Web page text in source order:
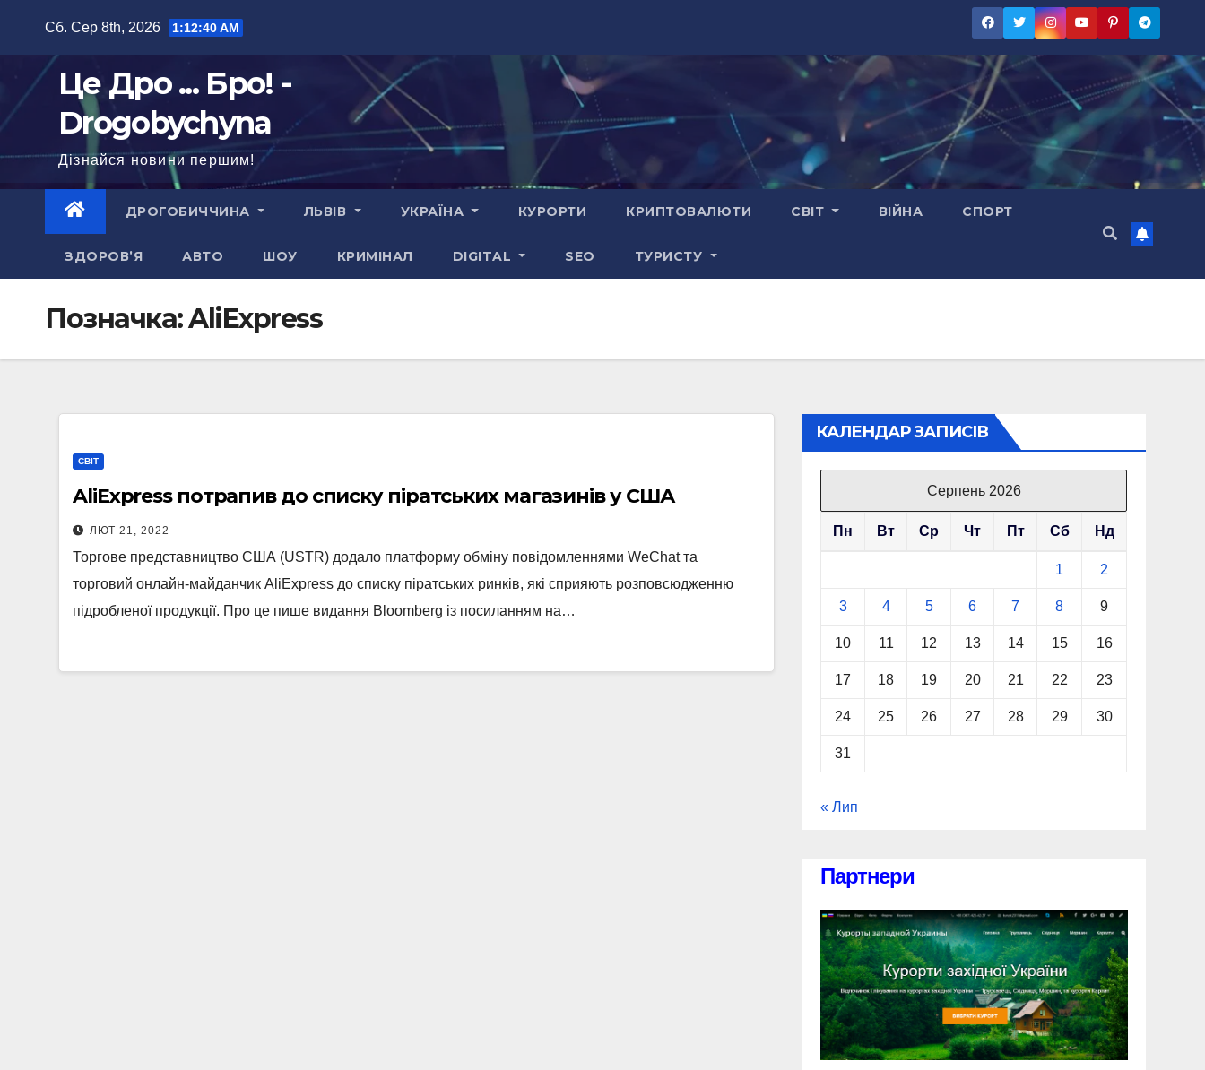
Сб. Сер 8th, 2026 1:12:41 AM
Це Дро ... Бро! -
Drogobychyna
Дізнайся новини першим!
ДРОГОБИЧЧИНА ЛЬВІВ УКРАЇНА КУРОРТИ КРИПТОВАЛЮТИ СВІТ ВІЙНА СПОРТ
ЗДОРОВ’Я АВТО ШОУ КРИМІНАЛ DIGITAL SEO ТУРИСТУ
Позначка:AliExpress
СВІТ
AliExpress потрапив до списку піратських магазинів у США
ЛЮТ 21, 2022
Торгове представництво США (USTR) додало платформу обміну повідомленнями WeChat та
торговий онлайн-майданчик AliExpress до списку піратських ринків, які сприяють розповсюдженню
підробленої продукції. Про це пише видання Bloomberg із посиланням на…
КАЛЕНДАР ЗАПИСІВ
Серпень 2026
Пн Вт Ср Чт Пт Сб Нд
1 2
3 4 5 6 7 8 9
10 11 12 13 14 15 16
17 18 19 20 21 22 23
24 25 26 27 28 29 30
31
« Лип
Партнери